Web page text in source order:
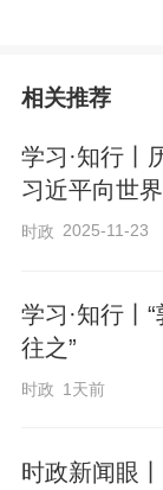
实提高遗产
民族的文化
对于遗产
怀。
“把祖先
相关推荐
学习·知行丨
习近平向世
时政 2025-11-23
学习·知行丨
往之”
时政 1天前
时政新闻眼